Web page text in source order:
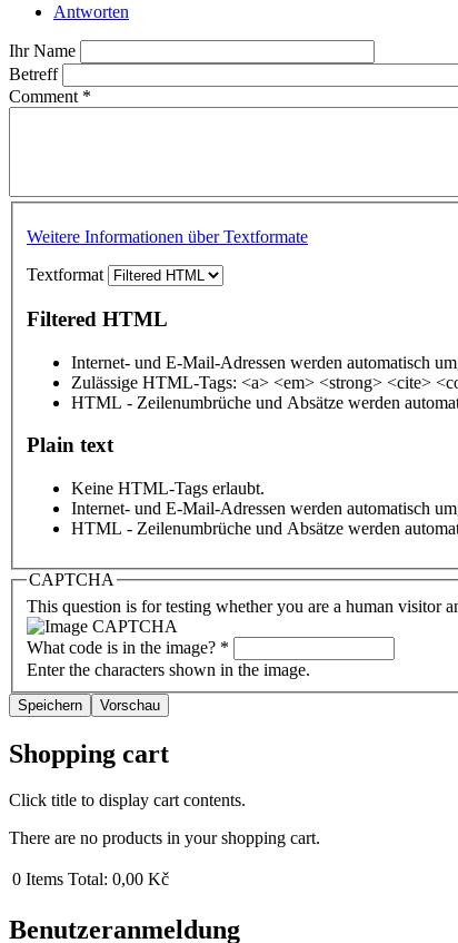
Antworten
Ihr Name
Betreff
Comment *
Weitere Informationen über Textformate
Textformat
Filtered HTML
Internet- und E-Mail-Adressen werden automatisch
Zulässige HTML-Tags: <a> <em> <strong> <cite>
HTML - Zeilenumbrüche und Absätze werden
Plain text
Keine HTML-Tags erlaubt.
Internet- und E-Mail-Adressen werden automatisch
HTML - Zeilenumbrüche und Absätze werden
CAPTCHA
This question is for testing whether you are a human visitor
What code is in the image? *
Enter the characters shown in the image.
Shopping cart
Click title to display cart contents.
There are no products in your shopping cart.
0 Items Total: 0,00 Kč
Benutzeranmeldung